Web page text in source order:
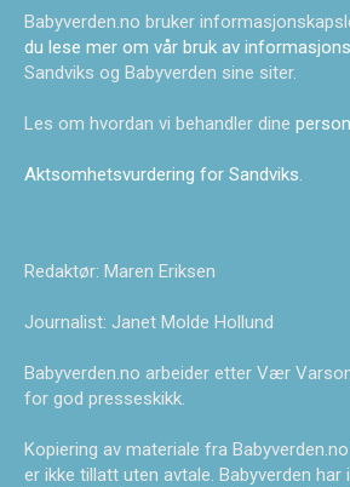
Babyverden.no bruker
du lese mer om vår bruk av
Sandviks og Babyverden sine siter.
Les om hvordan vi behandler dine
Aktsomhetsvurdering for Sandviks.
Redaktør: Maren Eriksen
Journalist: Janet Molde Hollund
Babyverden.no arbeider etter Vær
for god presseskikk.
Kopiering av materiale fra
er ikke tillatt uten avtale. Babyverden